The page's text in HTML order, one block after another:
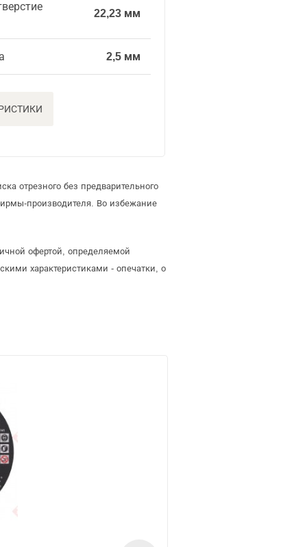
22,23 мм
2,5 мм
отрезного без предварительного
производителя. Во избежание
офертой, определяемой
характеристиками - опечатки, о